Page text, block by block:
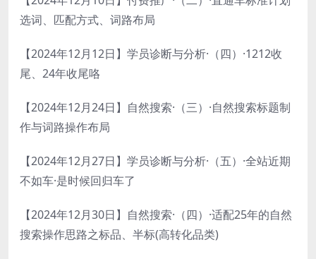
选词、匹配方式、词路布局
【2024年12月12日】学员诊断与分析·（四）·1212收
尾、24年收尾咯
【2024年12月24日】自然搜索·（三）·自然搜索标题制
作与词路操作布局
【2024年12月27日】学员诊断与分析·（五）·全站近期
不如车·是时候回归车了
【2024年12月30日】自然搜索·（四）·适配25年的自然
搜索操作思路之标品、半标(高转化品类)